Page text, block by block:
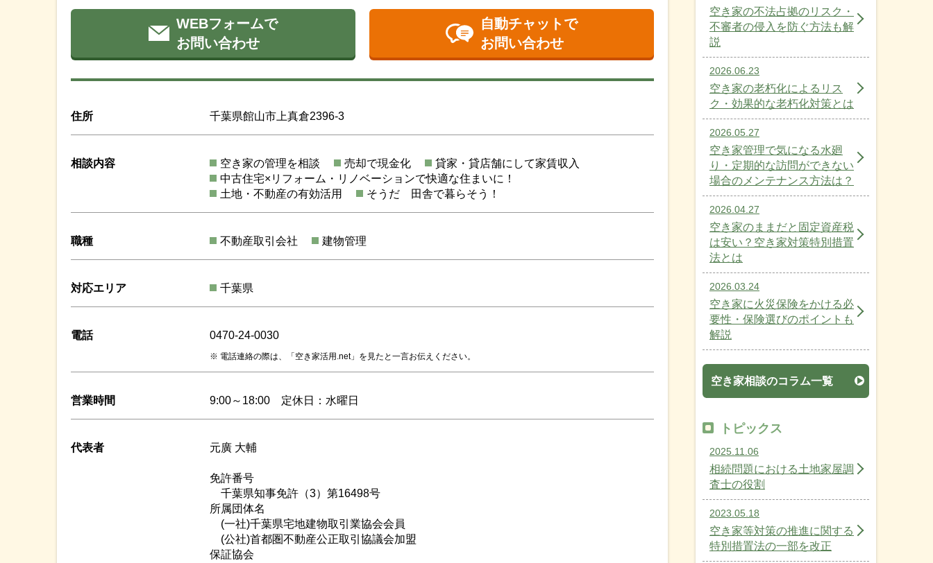
WEBフォームで
お問い合わせ
自動チャットで
お問い合わせ
住所 千葉県館山市上真倉2396-3
相談内容 空き家の管理を相談 売却で現金化
貸家・貸店舗にして家賃収入
中古住宅×リフォーム・リノベーションで快適な住まいに！
土地・不動産の有効活用
そうだ 田舎で暮らそう！
職種 不動産取引会社 建物管理
対応エリア 千葉県
電話 0470-24-0030
電話連絡の際は、「空き家活用.net」を見たと一言お伝えください。
営業時間 9:00～18:00 定休日：水曜日
代表者 元廣 大輔
免許番号
千葉県知事免許（3）第16498号
所属団体名
(一社)千葉県宅地建物取引業協会会員
(公社)首都圏不動産公正取引協議会加盟
保証協会
空き家の不法占拠のリスク・
不審者の侵入を防ぐ方法も解
説
2026.06.23
空き家の老朽化によるリス
ク・効果的な老朽化対策とは
2026.05.27
空き家管理で気になる水廻
り・定期的な訪問ができない
場合のメンテナンス方法は？
2026.04.27
空き家のままだと固定資産税
は安い？空き家対策特別措置
法とは
2026.03.24
空き家に火災保険をかける必
要性・保険選びのポイントも
解説
空き家相談のコラム一覧
トピックス
2025.11.06
相続問題における土地家屋調
査士の役割
2023.05.18
空き家等対策の推進に関する
特別措置法の一部を改正